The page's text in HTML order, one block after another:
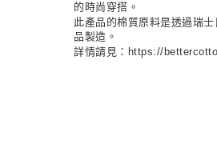
的時尚穿搭。
此產品的棉質原料是透過瑞
品製造。
詳情請見：https://